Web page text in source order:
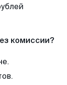
комиссии?